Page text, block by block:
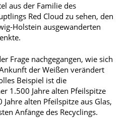
aus der Familie des
Red Cloud zu sehen, den
Holstein ausgewanderten
Frage nachgegangen, wie sich
der Weißen verändert
Beispiel ist die
1.500 Jahre alten Pfeilspitze
alten Pfeilspitze aus Glas,
Anfänge des Recyclings.